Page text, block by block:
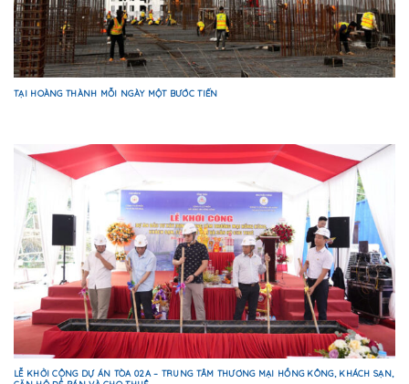
TẠI HOÀNG THÀNH MỖI NGÀY MỘT BƯỚC TIẾN
LỄ KHỞI CÔNG DỰ ÁN TÒA 02A – TRUNG TÂM THƯƠNG MẠI HỒNG KÔNG, KHÁCH SẠN,